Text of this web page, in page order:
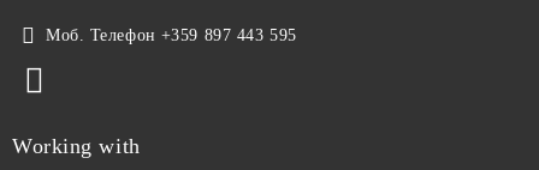
Моб. Телефон +359 897 443 595
Working with